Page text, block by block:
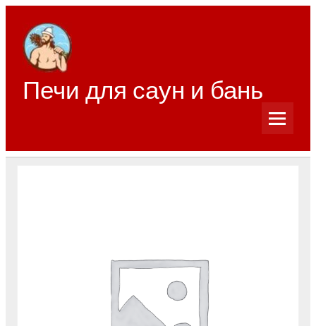
Перейти
содержимому
Печи для саун и бань